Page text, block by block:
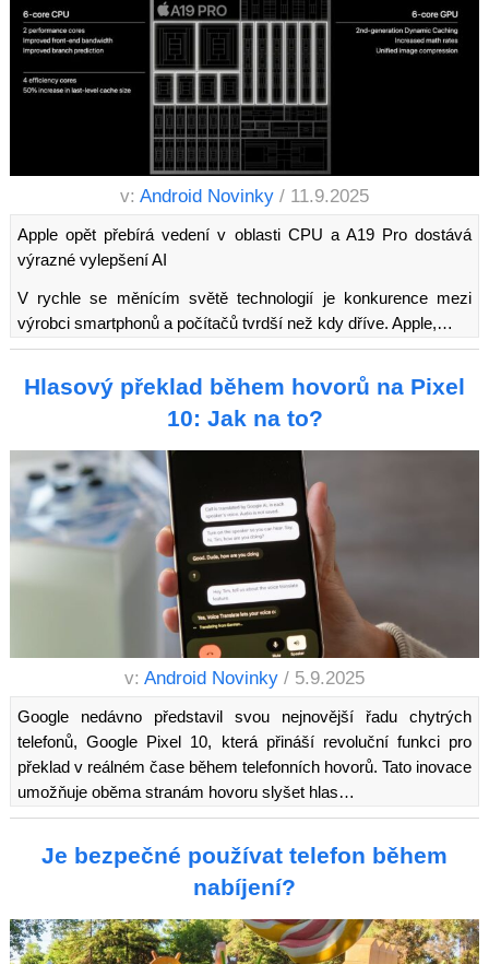
v: Android Novinky / 11.9.2025
Apple opět přebírá vedení v oblasti CPU a A19 Pro dostává
výrazné vylepšení AI
V rychle se měnícím světě technologií je konkurence mezi
výrobci smartphonů a počítačů tvrdší než kdy dříve. Apple,…
Hlasový překlad během hovorů na Pixel
10: Jak na to?
v: Android Novinky / 5.9.2025
Google nedávno představil svou nejnovější řadu chytrých
telefonů, Google Pixel 10, která přináší revoluční funkci pro
překlad v reálném čase během telefonních hovorů. Tato inovace
umožňuje oběma stranám hovoru slyšet hlas…
Je bezpečné používat telefon během
nabíjení?